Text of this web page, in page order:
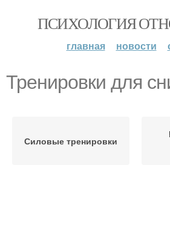
ПСИХОЛОГИЯ
главная новости
Тренировки для
Силовые тренировки